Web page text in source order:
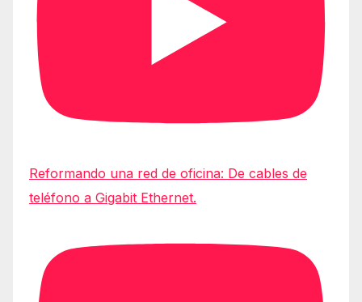
Reformando una red de oficina: De cables de
teléfono a Gigabit Ethernet.